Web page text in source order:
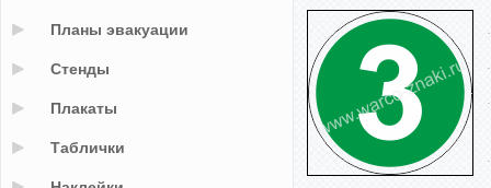
Планы эвакуации
Стенды
Плакаты
Таблички